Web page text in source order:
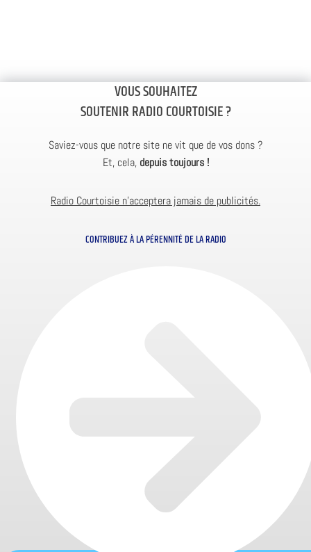
VOUS SOUHAITEZ
SOUTENIR RADIO COURTOISIE ?
Saviez-vous que notre site ne vit que de vos dons ?
Et, cela, depuis toujours !
Radio Courtoisie n’acceptera jamais de publicités.
CONTRIBUEZ À LA PÉRENNITÉ DE LA RADIO